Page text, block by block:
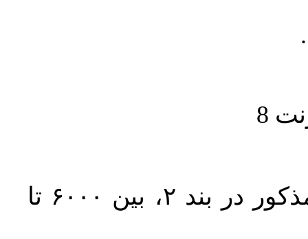
حجم کل مقاله با احتساب تمام بخش‌های مذکور در بند ۲، بین ۶۰۰۰ تا